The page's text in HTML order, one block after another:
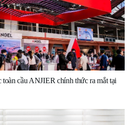
cầu ANJIER chính thức ra mắt tại